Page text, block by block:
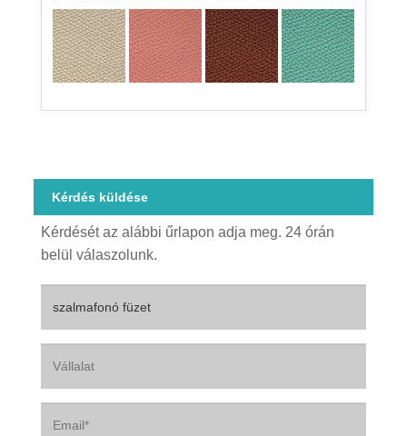
Kérdés küldése
Kérdését az alábbi űrlapon adja meg. 24 órán
belül válaszolunk.